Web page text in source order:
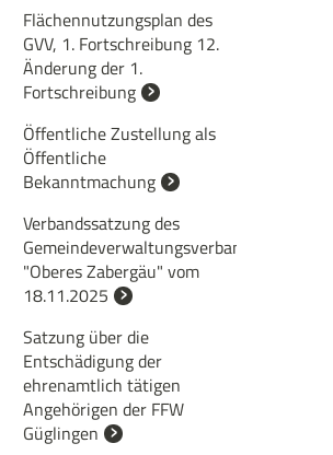
Flächennutzungsplan des
GVV, 1. Fortschreibung 12.
Änderung der 1.
Fortschreibung
Öffentliche Zustellung als
Öffentliche
Bekanntmachung
Verbandssatzung des
Gemeindeverwaltungsverbandes
"Oberes Zabergäu" vom
18.11.2025
Satzung über die
Entschädigung der
ehrenamtlich tätigen
Angehörigen der FFW
Güglingen